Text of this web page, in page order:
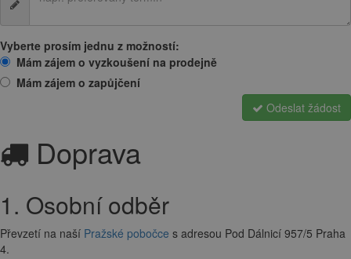
Vyberte prosím jednu z možností:
Mám zájem o vyzkoušení na prodejně
Mám zájem o zapůjčení
Odeslat žádost
Doprava
1. Osobní odběr
Převzetí na naší Pražské pobočce s adresou Pod Dálnicí 957/5 Praha
4.